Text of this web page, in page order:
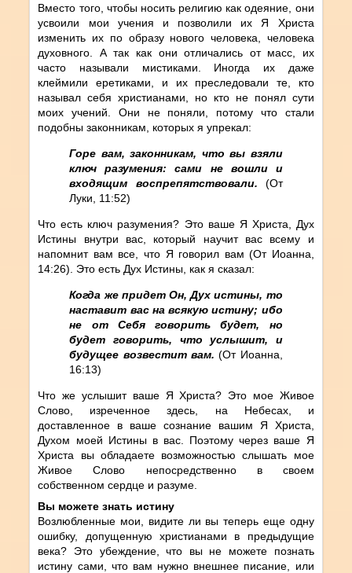
Вместо того, чтобы носить религию как одеяние, они
усвоили мои учения и позволили их Я Христа
изменить их по образу нового человека, человека
духовного. А так как они отличались от масс, их
часто называли мистиками. Иногда их даже
клеймили еретиками, и их преследовали те, кто
называл себя христианами, но кто не понял сути
моих учений. Они не поняли, потому что стали
подобны законникам, которых я упрекал:
Горе вам, законникам, что вы взяли
ключ разумения: сами не вошли и
входящим воспрепятствовали. (От
Луки, 11:52)
Что есть ключ разумения? Это ваше Я Христа, Дух
Истины внутри вас, который научит вас всему и
напомнит вам все, что Я говорил вам (От Иоанна,
14:26). Это есть Дух Истины, как я сказал:
Когда же придет Он, Дух истины, то
наставит вас на всякую истину; ибо
не от Себя говорить будет, но
будет говорить, что услышит, и
будущее возвестит вам.(От Иоанна,
16:13)
Что же услышит ваше Я Христа? Это мое Живое
Слово, изреченное здесь, на Небесах, и
доставленное в ваше сознание вашим Я Христа,
Духом моей Истины в вас. Поэтому через ваше Я
Христа вы обладаете возможностью слышать мое
Живое Слово непосредственно в своем
собственном сердце и разуме.
Вы можете знать истину
Возлюбленные мои, видите ли вы теперь еще одну
ошибку, допущенную христианами в предыдущие
века? Это убеждение, что вы не можете познать
истину сами, что вам нужно внешнее писание, или